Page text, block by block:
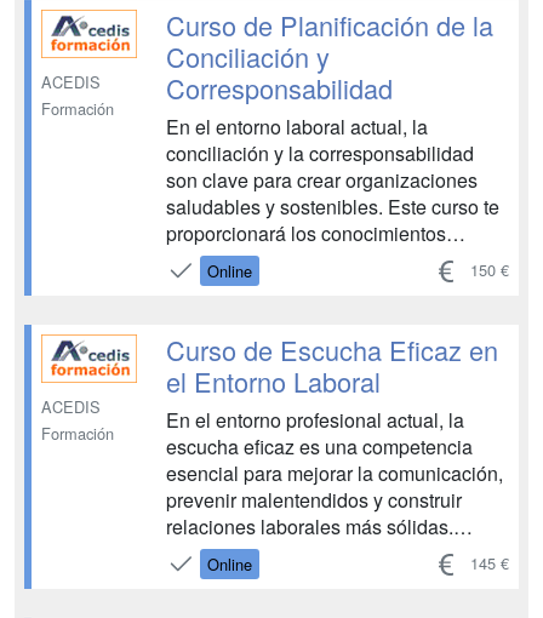
buen funcionamiento de los equ...
ACEDIS
Formación
Curso de Planificación de la
Conciliación y
Corresponsabilidad
En el entorno laboral actual, la
conciliación y la corresponsabilidad
son clave para crear organizaciones
saludables y sostenibles. Este curso te
proporcionará los conocimientos
necesarios para planificar estrategias
que impulsen el bienestar de los
empresarial. A lo largo del programa,
aprenderás a identificar y...
Online 150 €
ACEDIS
Formación
Curso de Escucha Eficaz en
el Entorno Laboral
En el entorno profesional actual, la
escucha eficaz es una competencia
esencial para mejorar la comunicación,
prevenir malentendidos y construir
relaciones laborales más sólidas.
Saber escuchar no significa solo oír lo
que se dice, sino comprender con
Online 145 €